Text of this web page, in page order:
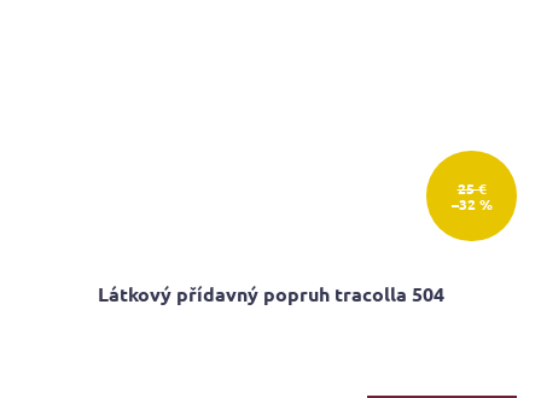
25 €
–32 %
Látkový přídavný popruh tracolla 504